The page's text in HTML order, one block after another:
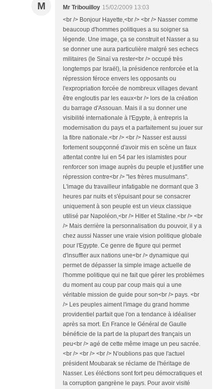
M Mr Tribouilloy 15/02/2009 13:03
<br /> Bonjour Hayette,<br /> <br /> Nasser comme
beaucoup d'hommes politiques a su soigner sa
légende. Une image, ça se construit et Nasser a su
se donner une aura particulière malgré ses echecs
militaires (le Sinaï va rester<br /> occupé très
longtemps par Israël), la présidence renforcée et la
répression féroce envers les opposants ou
l'expropriation forcée de nombreux villages devant
être engloutis par les eaux<br /> lors de la création
du barrage d'Assouan. Mais il a su donner une
visibilité internationale à l'Egypte, à entrepris la
modernisation du pays et a parfaitement su jouer sur
la fibre nationale.<br /> <br /> Nasser est aussi
fortement soupçonné d'avoir mis en scène un faux
attentat contre lui en 54 par les islamistes pour
renforcer son image auprès du peuple et justifier une
répression contre<br /> "les frères musulmans".
L'image du travailleur infatigable ne dormant que 3
heures par nuits et s'épuisant pour se consacrer
uniquement à son peuple est un vieux classique
utilisé par Napoléon,<br /> Hitler et Staline.<br /> <br
/> Mais derrière la personnalisation du pouvoir, il y a
chez aussi Nasser une vraie vision politique globale
pour l'Egypte. Ce genre de figure qui permet
d'insuffler aux nations une<br /> dynamique qui
permet de dépasser la simple image actuelle de
l'homme politique qui ne fait que gérer les problèmes
du moment au coup par coup mais qui a une
véritable mission de guide pour son<br /> pays. <br
/> Les peuples aiment l'image du grand homme
providentiel parfait que l'on a tendance à idéaliser
après sa mort. En France le Général de Gaulle
bénéficie de la part de la plupart des français un
peu<br /> agé de cette même image un peu sacrée.
<br /> <br /> <br /> N'oublions pas que l'actuel
président Moubarak se réclame de l'héritage de
Nasser. Les éléctions sont fort peu démocratiques et
la corruption gangrène le pays. Pour avoir visité